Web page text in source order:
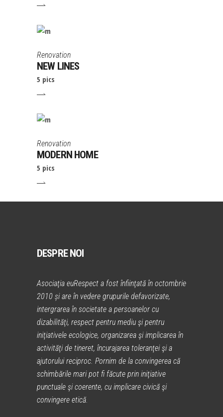
Renovation
NEW LINES
5 pics
Renovation
MODERN HOME
5 pics
DESPRE NOI
Asociaţia euRespect a fost înfiinţată în octombrie
2010 și are în vedere grupurile defavorizate,
intergrarea în societate a persoanelor cu
dizabilităţi, respect pentru mediu şi pentru
iniţiativele ecologice, organizarea şi implicarea în
activităţi de tineret, încurajarea toleranţei şi a
ajutorului reciproc. Pornim de la convingerea că
schimbările mari pot fi făcute prin iniţiative
punctuale şi coerente, cu implicare civică şi
convingere etică.